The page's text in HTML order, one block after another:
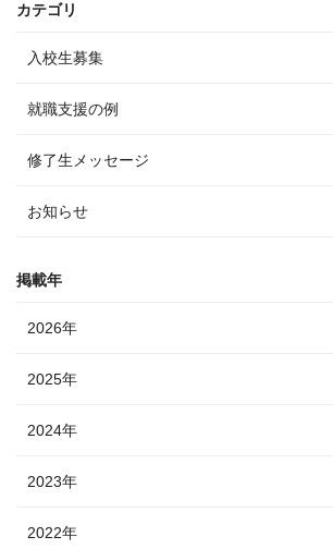
カテゴリ
入校生募集
就職支援の例
修了生メッセージ
お知らせ
掲載年
2026年
2025年
2024年
2023年
2022年